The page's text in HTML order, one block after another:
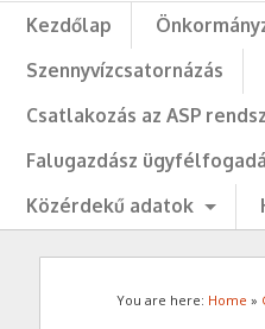
Kezdőlap
Szennyvízcsatornázás
Csatlakozás az ASP
Falugazdász
Közérdekű adatok
You are here: Home »